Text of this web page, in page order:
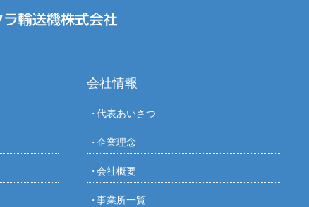
会社情報
代表あいさつ
企業理念
会社概要
事業所一覧